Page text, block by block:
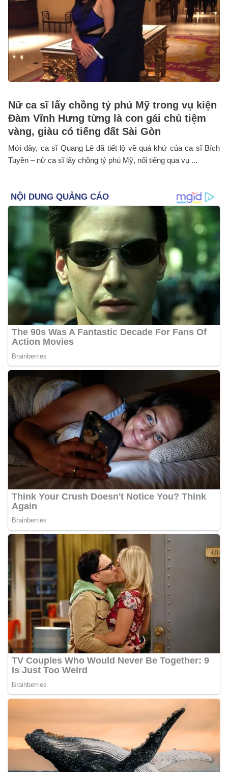
Nữ ca sĩ lấy chồng tỷ phú Mỹ trong vụ kiện
Đàm Vĩnh Hưng từng là con gái chủ tiệm
vàng, giàu có tiếng đất Sài Gòn
Mới đây, ca sĩ Quang Lê đã tiết lộ về quá khứ của ca sĩ Bích
Tuyền – nữ ca sĩ lấy chồng tỷ phú Mỹ, nổi tiếng qua vụ ...